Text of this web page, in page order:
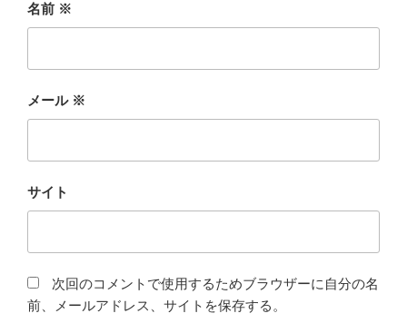
名前 ※
メール ※
サイト
次回のコメントで使用するためブラウザーに自分の名
前、メールアドレス、サイトを保存する。